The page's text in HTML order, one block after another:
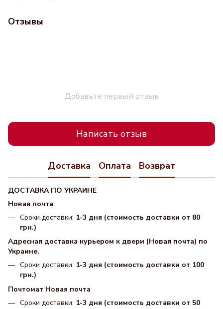
Отзывы
Добавьте первый отзыв
Написать отзыв
Доставка Оплата Возврат
ДОСТАВКА ПО УКРАИНЕ
Новая почта
Сроки доставки: 1-3 дня (стоимость доставки от 80
грн.)
Адресная доставка курьером к двери (Новая почта) по
Украине.
Сроки доставки: 1-3 дня (стоимость доставки от 100
грн.)
Почтомат Новая почта
Сроки доставки: 1-3 дня (стоимость доставки от 50